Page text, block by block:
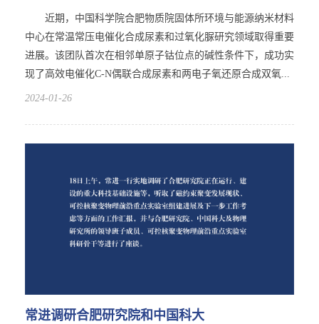
近期，中国科学院合肥物质院固体所环境与能源纳米材料
中心在常温常压电催化合成尿素和过氧化脲研究领域取得重要
进展。该团队首次在相邻单原子钴位点的碱性条件下，成功实
现了高效电催化C-N偶联合成尿素和两电子氧还原合成双氧...
2024-01-26
常进调研合肥研究院和中国科大